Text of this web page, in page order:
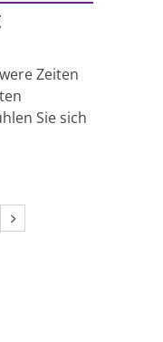
Zeiten
Sie sich
Nächste Seite